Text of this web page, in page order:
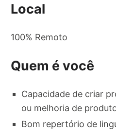
Local
100% Remoto
Quem é você
Capacidade de criar
ou melhoria de
Bom repertório de